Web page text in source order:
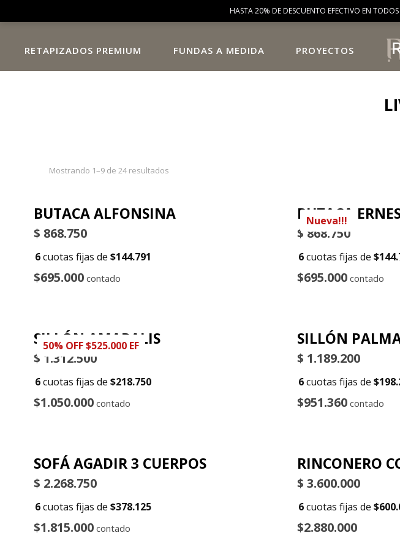
HASTA 20% DE DESCUENTO EFECTIVO EN
RETAPIZADOS PREMIUM FUNDAS A MEDIDA PROYECTOS
Mostrando 1–9 de 24 resultados
BUTACA ALFONSINA
$ 868.750
6cuotas fijas de $144.791
$695.000 contado
BUTACA
$ 868.750
6cuotas fijas de
$695.000contado
Nueva!!!
SILLÓN AMARALIS
$ 1.312.500
6cuotas fijas de $218.750
$1.050.000 contado
50% OFF $525.000 EF SILLÓN
$ 1.189.200
6cuotas fijas de
$951.360contado
SOFÁ AGADIR 3 CUERPOS
$ 2.268.750
6cuotas fijas de $378.125
$1.815.000 contado
RINCONERO
$ 3.600.000
6cuotas fijas de
$2.880.000